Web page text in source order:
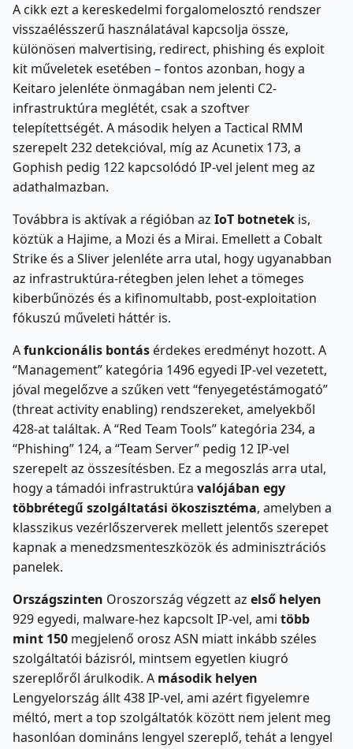
A cikk ezt a kereskedelmi forgalomelosztó rendszer
visszaélésszerű használatával kapcsolja össze,
különösen malvertising, redirect, phishing és exploit
kit műveletek esetében – fontos azonban, hogy a
Keitaro jelenléte önmagában nem jelenti C2-
infrastruktúra meglétét, csak a szoftver
telepítettségét. A második helyen a Tactical RMM
szerepelt 232 detekcióval, míg az Acunetix 173, a
Gophish pedig 122 kapcsolódó IP-vel jelent meg az
adathalmazban.
Továbbra is aktívak a régióban az IoT botnetek is,
köztük a Hajime, a Mozi és a Mirai. Emellett a Cobalt
Strike és a Sliver jelenléte arra utal, hogy ugyanabban
az infrastruktúra-rétegben jelen lehet a tömeges
kiberbűnözés és a kifinomultabb, post-exploitation
fókuszú műveleti háttér is.
Afunkcionális bontás érdekes eredményt hozott. A
“Management” kategória 1496 egyedi IP-vel vezetett,
jóval megelőzve a szűken vett “fenyegetéstámogató”
(threat activity enabling) rendszereket, amelyekből
428-at találtak. A “Red Team Tools” kategória 234, a
“Phishing” 124, a “Team Server” pedig 12 IP-vel
szerepelt az összesítésben. Ez a megoszlás arra utal,
hogy a támadói infrastruktúra valójában egy
többrétegű szolgáltatási ökoszisztéma, amelyben a
klasszikus vezérlőszerverek mellett jelentős szerepet
kapnak a menedzsmenteszközök és adminisztrációs
panelek.
Országszinten Oroszország végzett az első helyen
929 egyedi, malware-hez kapcsolt IP-vel, ami több
mint 150 megjelenő orosz ASN miatt inkább széles
szolgáltatói bázisról, mintsem egyetlen kiugró
szereplőről árulkodik. A második helyen
Lengyelország állt 438 IP-vel, ami azért figyelemre
méltó, mert a top szolgáltatók között nem jelent meg
hasonlóan domináns lengyel szereplő, tehát a lengyel